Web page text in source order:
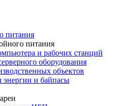
питания
питания
и рабочих станций
оборудования
объектов
энергии и байпасы